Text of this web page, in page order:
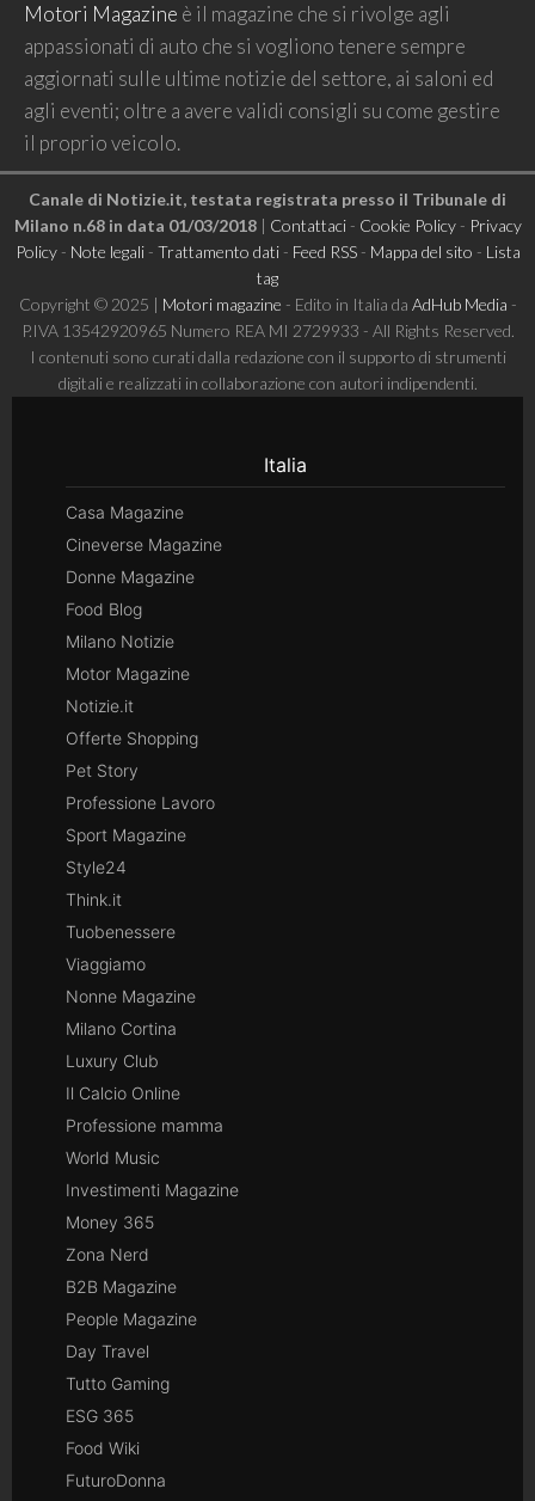
Motori Magazine è il magazine che si rivolge agli
appassionati di auto che si vogliono tenere sempre
aggiornati sulle ultime notizie del settore, ai saloni ed
agli eventi; oltre a avere validi consigli su come gestire
il proprio veicolo.
Canale di Notizie.it, testata registrata presso il Tribunale di
Milano n.68 in data 01/03/2018| Contattaci- Cookie Policy- Privacy
Policy- Note legali- Trattamento dati- Feed RSS- Mappa del sito - Lista
tag
Copyright © 2025 | Motori magazine - Edito in Italia da AdHub Media -
P.IVA 13542920965 Numero REA MI 2729933 - All Rights Reserved.
I contenuti sono curati dalla redazione con il supporto di strumenti
digitali e realizzati in collaborazione con autori indipendenti.
Italia
Casa Magazine
Cineverse Magazine
Donne Magazine
Food Blog
Milano Notizie
Motor Magazine
Notizie.it
Offerte Shopping
Pet Story
Professione Lavoro
Sport Magazine
Style24
Think.it
Tuobenessere
Viaggiamo
Nonne Magazine
Milano Cortina
Luxury Club
Il Calcio Online
Professione mamma
World Music
Investimenti Magazine
Money 365
Zona Nerd
B2B Magazine
People Magazine
Day Travel
Tutto Gaming
ESG 365
Food Wiki
FuturoDonna